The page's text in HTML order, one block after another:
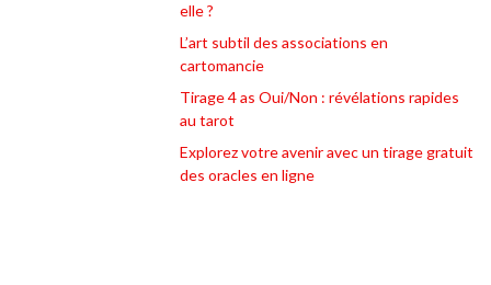
elle ?
L’art subtil des associations en
cartomancie
Tirage 4 as Oui/Non : révélations rapides
au tarot
Explorez votre avenir avec un tirage gratuit
des oracles en ligne